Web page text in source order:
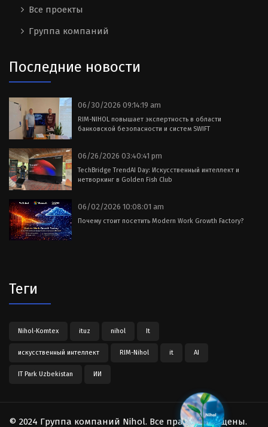
Все проекты
Группа компаний
Последние новости
06/30/2026 09:14:19 am
RIM-NIHOL повышает экспертность в области
банковской безопасности и систем SWIFT
06/26/2026 03:40:41 pm
TechBridge TrendAI Day: Искусственный интеллект и
нетворкинг в Golden Fish Club
06/02/2026 10:08:01 am
Почему стоит посетить Modern Work Growth Factory?
Теги
Nihol-Komtex ituz nihol It
искусственный интеллект RIM-Nihol it AI
IT Park Uzbekistan ИИ
© 2024 Группа компаний Nihol. Все права защищены.